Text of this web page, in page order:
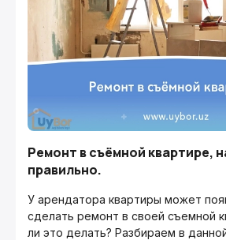
Ремонт в съёмной квартире,
правильно.
У арендатора квартиры может
сделать ремонт в своей съемной
ли это делать? Разбираем в